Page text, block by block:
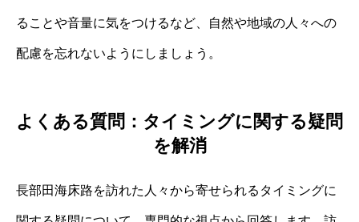
ることや音量に気をつけるなど、自然や地域の人々への
配慮を忘れないようにしましょう。
よくある質問：タイミングに関する疑問
を解消
長部田海床路を訪れた人々から寄せられるタイミングに